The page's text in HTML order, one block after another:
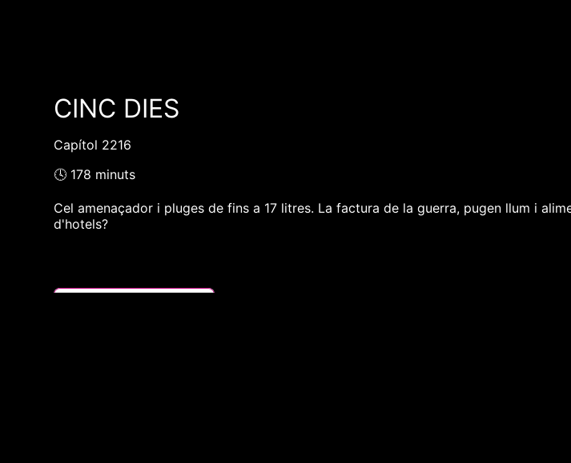
CINC DIES
Capítol 2216
🕓 178 minuts
Cel amenaçador i pluges de fins a 17 litres. La factura de la guerra, pugen llum i
d'hotels?